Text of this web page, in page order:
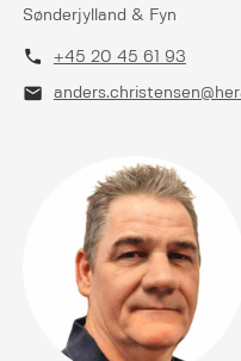
Sønderjylland & Fyn
phone +45 20 45 61 93
mail